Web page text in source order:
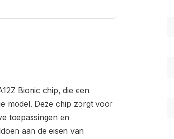
Bionic chip, die een
model. Deze chip zorgt voor
toepassingen en
aan de eisen van